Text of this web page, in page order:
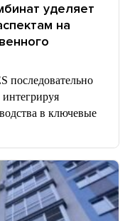
уделяет
на
интегрируя
в ключевые